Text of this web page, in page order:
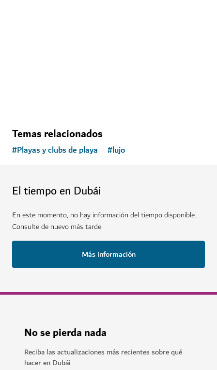
Temas relacionados
#Playas y clubs de playa #lujo
El tiempo en Dubái
En este momento, no hay información del tiempo disponible.
Consulte de nuevo más tarde.
Más información
No se pierda nada
Reciba las actualizaciones más recientes sobre qué
hacer en Dubái